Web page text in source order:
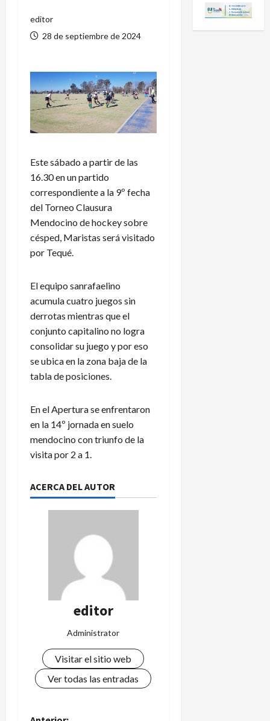
editor
28 de septiembre de 2024
Este sábado a partir de las
16.30 en un partido
correspondiente a la 9º fecha
del Torneo Clausura
Mendocino de hockey sobre
césped, Maristas será visitado
por Tequé.
El equipo sanrafaelino
acumula cuatro juegos sin
derrotas mientras que el
conjunto capitalino no logra
consolidar su juego y por eso
se ubica en la zona baja de la
tabla de posiciones.
En el Apertura se enfrentaron
en la 14º jornada en suelo
mendocino con triunfo de la
visita por 2 a 1.
ACERCA DEL AUTOR
editor
Administrator
Visitar el sitio web
Ver todas las entradas